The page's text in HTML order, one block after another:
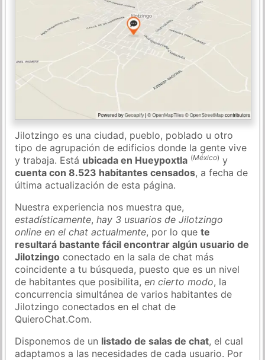
Jilotzingo es una ciudad, pueblo, poblado u otro
tipo de agrupación de edificios donde la gente vive
y trabaja. Está ubicada en Hueypoxtla (México) y
cuenta con 8.523 habitantes censados, a fecha de
última actualización de esta página.
Nuestra experiencia nos muestra que,
estadísticamente,hay 3 usuarios de Jilotzingo
online en el chat actualmente, por lo quete
resultará bastante fácil encontrar algún usuario de
Jilotzingo conectado en la sala de chat más
coincidente a tu búsqueda, puesto que es un nivel
de habitantes que posibilita,en cierto modo, la
concurrencia simultánea de varios habitantes de
Jilotzingo conectados en el chat de
QuieroChat.Com.
Disponemos de un listado de salas de chat, el cual
adaptamos a las necesidades de cada usuario. Por